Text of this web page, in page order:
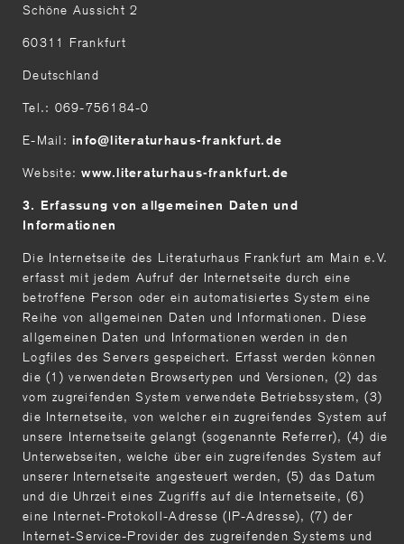
Schöne Aussicht 2
60311 Frankfurt
Deutschland
Tel.: 069-756184-0
E-Mail:info literaturhaus-frankfurt de
Website:www.literaturhaus-frankfurt.de
3. Erfassung von allgemeinen Daten und
Informationen
Die Internetseite des Literaturhaus Frankfurt am Main e.V.
erfasst mit jedem Aufruf der Internetseite durch eine
betroffene Person oder ein automatisiertes System eine
Reihe von allgemeinen Daten und Informationen. Diese
allgemeinen Daten und Informationen werden in den
Logfiles des Servers gespeichert. Erfasst werden können
die (1) verwendeten Browsertypen und Versionen, (2) das
vom zugreifenden System verwendete Betriebssystem, (3)
die Internetseite, von welcher ein zugreifendes System auf
unsere Internetseite gelangt (sogenannte Referrer), (4) die
Unterwebseiten, welche über ein zugreifendes System auf
unserer Internetseite angesteuert werden, (5) das Datum
und die Uhrzeit eines Zugriffs auf die Internetseite, (6)
eine Internet-Protokoll-Adresse (IP-Adresse), (7) der
Internet-Service-Provider des zugreifenden Systems und